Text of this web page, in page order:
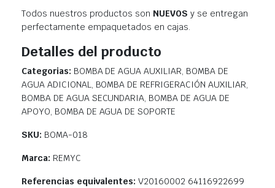
Todos nuestros productos son NUEVOS y se entregan
perfectamente empaquetados en cajas.
Detalles del producto
Categorias: BOMBA DE AGUA AUXILIAR, BOMBA DE
AGUA ADICIONAL, BOMBA DE REFRIGERACIÓN AUXILIAR,
BOMBA DE AGUA SECUNDARIA, BOMBA DE AGUA DE
APOYO, BOMBA DE AGUA DE SOPORTE
SKU: BOMA-018
Marca: REMYC
Referencias equivalentes:V20160002 64116922699